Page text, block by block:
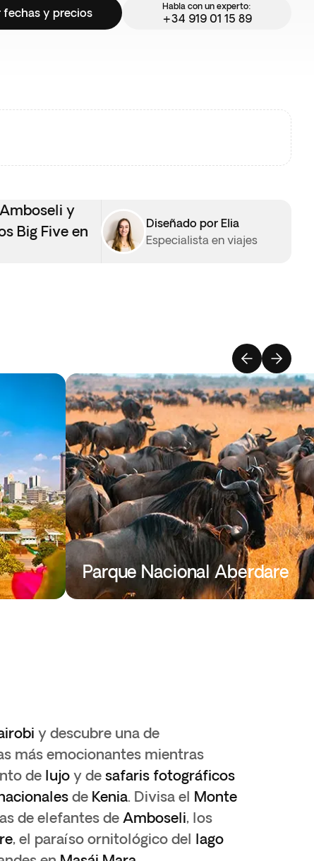
fechas y precios
Habla con un experto:
+34 919 01 15 89
y
Big Five en
Diseñado por Elia
Especialista en viajes
Parque Nacional Aberdare
y descubre una de
más emocionantes mientras
de lujo y de safaris fotográficos
de Kenia. Divisa el Monte
de elefantes de Amboseli, los
, el paraíso ornitológico del lago